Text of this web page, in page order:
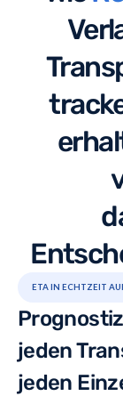
ETA IN ECHTZEIT
jeden
jeden